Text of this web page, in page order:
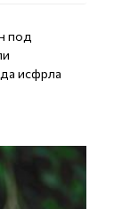
под
исфрла